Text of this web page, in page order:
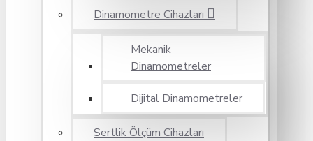
Dinamometre Cihazları
Mekanik
Dinamometreler
Dijital Dinamometreler
Sertlik Ölçüm Cihazları